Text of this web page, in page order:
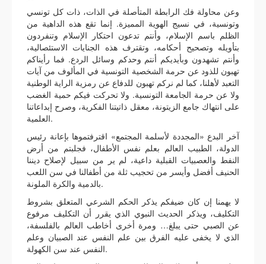
وعن محاولة فك الرابطة المتأصلة في الذات، ذات كل تونسي
وتونسية، في نسيج الهوية المميزة. إنما تقع هذه الداهية من
الظلم باسم الإسلام، وأنتم تدعون احتكار الإسلام وتنفردون
بتأويله وتصحيح أحكامه، وتقترف هذه الجنايات الاستئصالية،
وأنتم تشهدون وبأيديكم أنتم وحدكم وسائل الردع. فما رأيناكم
تهبون للذود عن حرمة الشخصية التونسية في المألوف من آيات
التعبد لأهلنا، كما لم نركم تهبون للدفاع عن رمزية الراية الوطنية
ولا عن حرمة الجامعة التونسية. ولا تحركت فيكم حمية الغضب
على انتهاك جامع الزيتونة، معقل ذاتيتنا الفكرية، وصرح إبداعاتنا
العلمية.
آخر البدع «المجددة لأسلمة المجتمع» اقترفتموها بإعانة رئيس
الدولة، الطبيب العالم بعلم نفس الأطفال، فجلبتم من أرض
النفط والعصبيات القبلية داعية، لم ير من سبيل لإصلاح ديننا
الحنيف أفضل وأيسر من تحجيب ثلة من أطفالنا في سن اللعب
بالدمية والكرة الملونة.
لا يهمنا إن كان ضيفكم يذكر الحكم الشرعي المتعلق بشروط
التكليف، ويذكر الحديث النبوي الذي يقرر أن التكليف مرفوع
عن الصبي حتى يبلغ… ومرة أخرى أخاطب العالم بالفلسفة،
الذي لا يخفى عليه الفرق بين علم النفس عند الصبيان وعلم
النفس عند سن الكهولة.